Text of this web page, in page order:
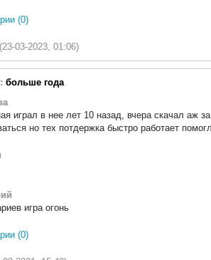
(0)
(23-03-2023, 01:06)
больше года
играл в нее лет 10 назад, вчера скачал аж
но тех потдержка быстро работает
игра огонь
(0)